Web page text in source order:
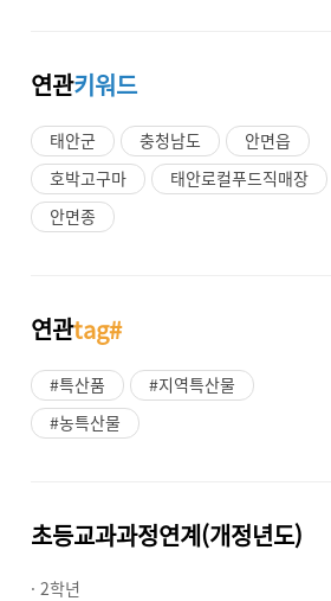
연관키워드
태안군 충청남도
안면읍
호박고구마
태안로컬푸드직매장
안면종
연관tag#
#특산품
#지역특산물
#농특산물
초등교과과정연계(개정년도)
· 2학년